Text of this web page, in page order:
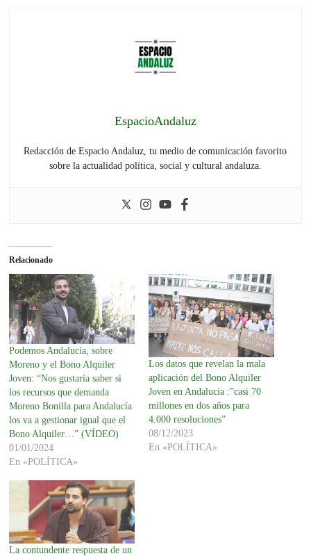
EspacioAndaluz
Redacción de Espacio Andaluz, tu medio de comunicación favorito
sobre la actualidad política, social y cultural andaluza.
Relacionado
Podemos Andalucía, sobre
Moreno y el Bono Alquiler
Joven: “Nos gustaría saber si
los recursos que demanda
Moreno Bonilla para Andalucía
los va a gestionar igual que el
Bono Alquiler…” (VÍDEO)
01/01/2024
En «POLÍTICA»
Los datos que revelan la mala
aplicación del Bono Alquiler
Joven en Andalucía :”casi 70
millones en dos años para
4.000 resoluciones”
08/12/2023
En «POLÍTICA»
La contundente respuesta de un